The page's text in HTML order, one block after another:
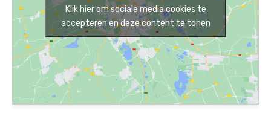
Klik hier om sociale media cookies te
accepteren en deze content te tonen